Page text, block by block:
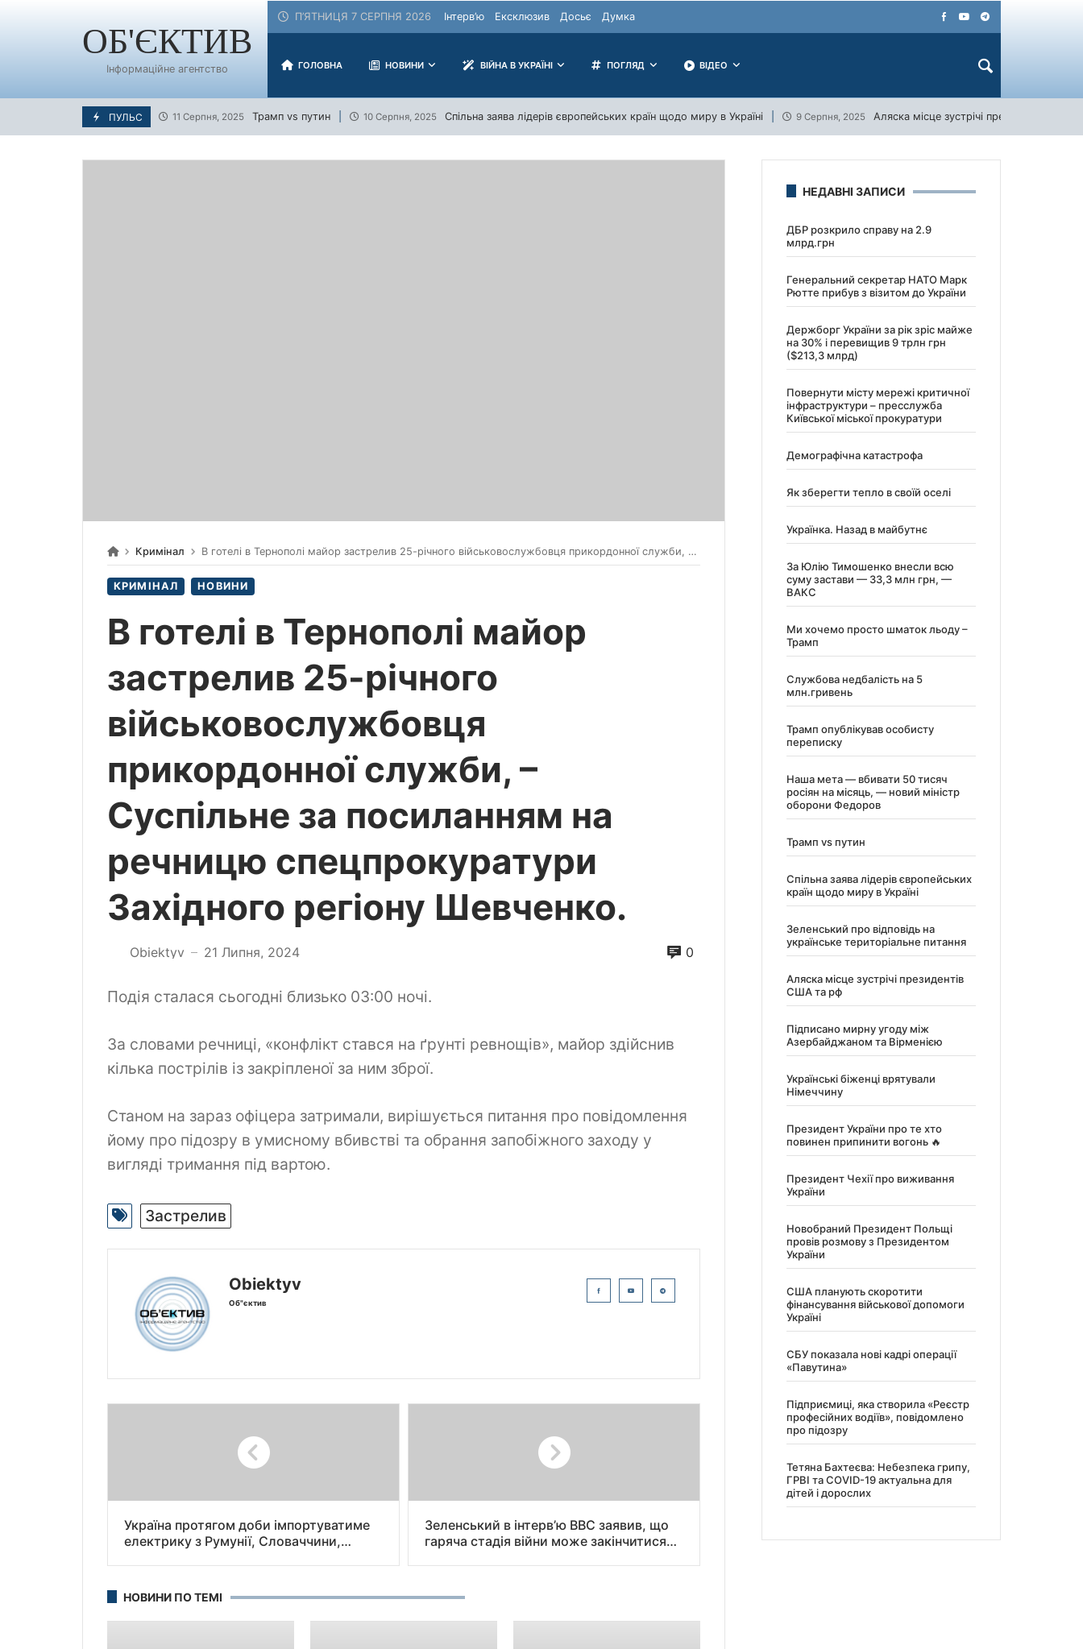
ОБ'ЄКТИВ
Інформаційне агентство
П’ЯТНИЦЯ 7 СЕРПНЯ 2026 Інтерв’ю Ексклюзив Досьє Думка
ГОЛОВНА НОВИНИ ВІЙНА В УКРАЇНІ ПОГЛЯД ВІДЕО
ПУЛЬС 11 Серпня, 2025 Трамп vs путин 10 Серпня, 2025 Спільна заява лідерів європейських країн щодо миру в Україні 9 Серпня, 2025 Аляска місце зустрічі президентів США
Кримінал В готелі в Тернополі майор застрелив 25-річного військовослужбовця прикордонної служби, – Суспільне за посиланням на речницю спецпрокуратури Західного регіону Шевченко.
КРИМІНАЛ НОВИНИ
В готелі в Тернополі майор
застрелив 25-річного
військовослужбовця
прикордонної служби, –
Суспільне за посиланням на
речницю спецпрокуратури
Західного регіону Шевченко.
Obiektyv — 21 Липня, 2024 0
Подія сталася сьогодні близько 03:00 ночі.
За словами речниці, «конфлікт стався на ґрунті ревнощів», майор здійснив
кілька пострілів із закріпленої за ним зброї.
Станом на зараз офіцера затримали, вирішується питання про повідомлення
йому про підозру в умисному вбивстві та обрання запобіжного заходу у
вигляді тримання під вартою.
Застрелив
Obiektyv
Об"єктив
Україна протягом доби імпортуватиме
електрику з Румунії, Словаччини,
Зеленський в інтерв’ю BBC заявив, що
гаряча стадія війни може закінчитися
НОВИНИ ПО ТЕМІ
НЕДАВНІ ЗАПИСИ
ДБР розкрило справу на 2.9
млрд.грн
Генеральний секретар НАТО Марк
Рютте прибув з візитом до України
Держборг України за рік зріс майже
на 30% і перевищив 9 трлн грн
($213,3 млрд)
Повернути місту мережі критичної
інфраструктури – пресслужба
Київської міської прокуратури
Демографічна катастрофа
Як зберегти тепло в своїй оселі
Українка. Назад в майбутнє
За Юлію Тимошенко внесли всю
суму застави — 33,3 млн грн, —
ВАКС
Ми хочемо просто шматок льоду –
Трамп
Службова недбалість на 5
млн.гривень
Трамп опублікував особисту
переписку
Наша мета — вбивати 50 тисяч
росіян на місяць, — новий міністр
оборони Федоров
Трамп vs путин
Спільна заява лідерів європейських
країн щодо миру в Україні
Зеленський про відповідь на
українське територіальне питання
Аляска місце зустрічі президентів
США та рф
Підписано мирну угоду між
Азербайджаном та Вірменією
Українські біженці врятували
Німеччину
Президент України про те хто
повинен припинити вогонь 🔥
Президент Чехії про виживання
України
Новобраний Президент Польщі
провів розмову з Президентом
України
США планують скоротити
фінансування військової допомоги
Україні
СБУ показала нові кадрі операції
«Павутина»
Підприємиці, яка створила «Реєстр
професійних водіїв», повідомлено
про підозру
Тетяна Бахтеєва: Небезпека грипу,
ГРВІ та COVID-19 актуальна для
дітей і дорослих